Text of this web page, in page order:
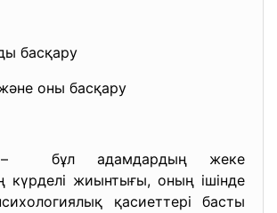
басқару
оны басқару
– бұл адамдардың жеке
күрделі жиынтығы, оның ішінде
қасиеттері басты